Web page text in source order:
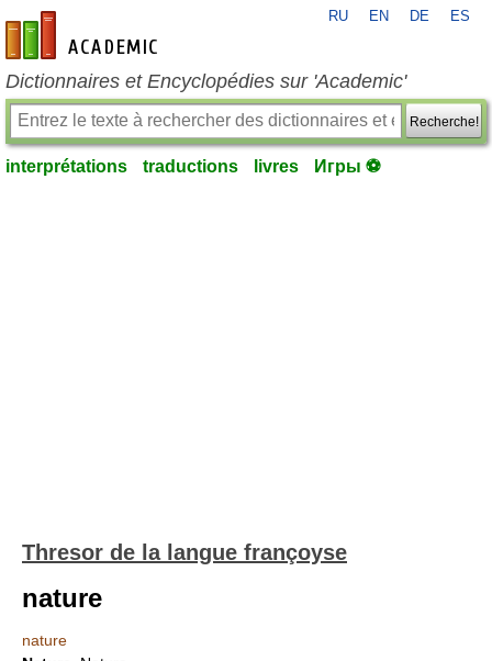
fr-academic.com
RU EN DE ES
Dictionnaires et Encyclopédies sur 'Academic'
Recherche!
interprétations traductions livres Игры ⚽
Thresor de la langue françoyse
nature
nature